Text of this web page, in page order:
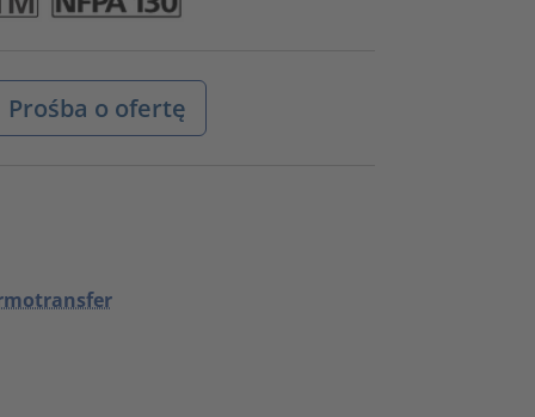
Prośba o ofertę